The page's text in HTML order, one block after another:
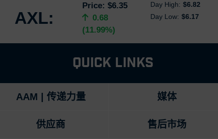
AXL:
Price: $6.35 Day High: $6.82
0.68
(11.99%)
Day Low: $6.17
Quick Links
AAM | 传递力量 媒体
供应商 售后市场